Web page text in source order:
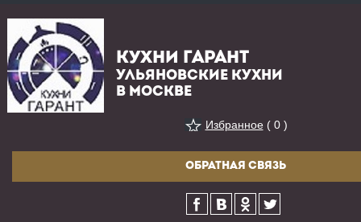
КУХНИ ГАРАНТ
УЛЬЯНОВСКИЕ КУХНИ
В МОСКВЕ
Избранное( 0 )
ОБРАТНАЯ СВЯЗЬ